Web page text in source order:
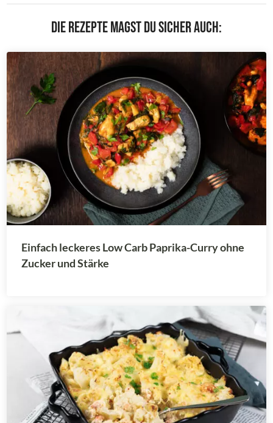
Die Rezepte magst du sicher auch:
Einfach leckeres Low Carb Paprika-Curry ohne
Zucker und Stärke